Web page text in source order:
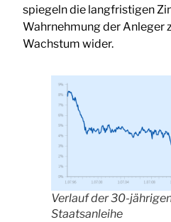
spiegeln die langfristigen
Wahrnehmung der Anleger
Wachstum wider.
Verlauf der 30-
Staatsanleihe